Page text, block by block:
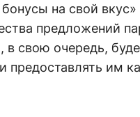
на свой
предложений
свою очередь,
предоставлять им